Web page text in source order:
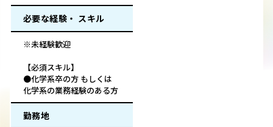
必要な経験・ スキル
※未経験歓迎
【必須スキル】
●化学系卒の方 もしくは
化学系の業務経験のある方
勤務地